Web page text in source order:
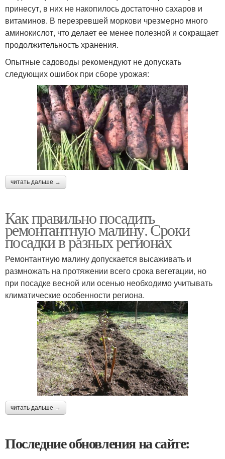
принесут, в них не накопилось достаточно сахаров и
витаминов. В перезревшей моркови чрезмерно много
аминокислот, что делает ее менее полезной и сокращает
продолжительность хранения.
Опытные садоводы рекомендуют не допускать
следующих ошибок при сборе урожая:
читать дальше →
Как правильно посадить
ремонтантную малину. Сроки
посадки в разных регионах
Ремонтантную малину допускается высаживать и
размножать на протяжении всего срока вегетации, но
при посадке весной или осенью необходимо учитывать
климатические особенности региона.
читать дальше →
Последние обновления на сайте: